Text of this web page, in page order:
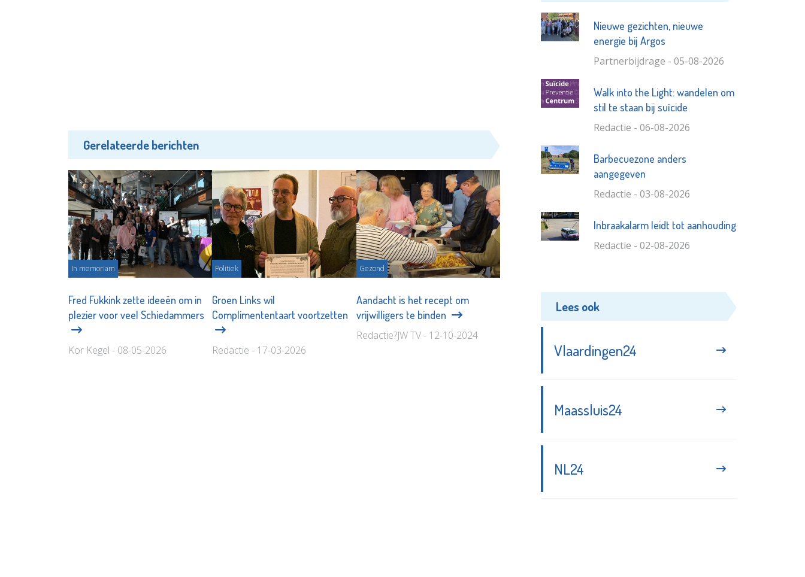
Gerelateerde berichten
In memoriam
Fred Fukkink zette ideeën om in
plezier voor veel Schiedammers
Kor Kegel - 08-05-2026
Politiek
Groen Links wil
Complimententaart voortzetten
Redactie - 17-03-2026
Gezond
Aandacht is het recept om
vrijwilligers te binden
Redactie?JW TV - 12-10-2024
Nieuwe gezichten, nieuwe
energie bij Argos
Partnerbijdrage - 05-08-2026
Walk into the Light: wandelen om
stil te staan bij suïcide
Redactie - 06-08-2026
Barbecuezone anders
aangegeven
Redactie - 03-08-2026
Inbraakalarm leidt tot aanhouding
Redactie - 02-08-2026
Lees ook
Vlaardingen24
Maassluis24
NL24